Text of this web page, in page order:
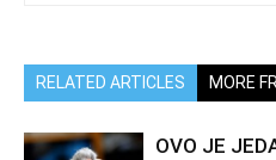
RELATED ARTICLES MORE
OVO JE